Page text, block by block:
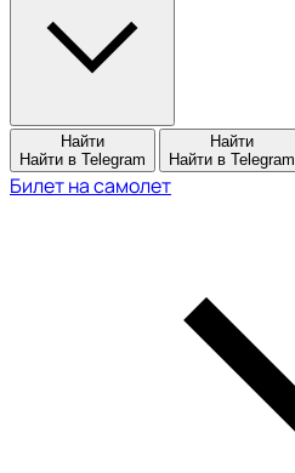
Найти
Найти в Telegram
Найти
Найти в Telegram
Билет на самолет